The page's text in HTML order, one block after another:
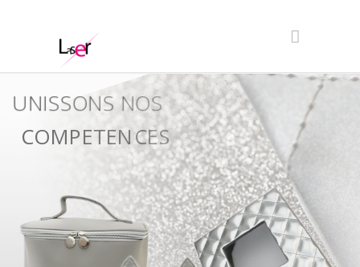
COMPETENCES
UNISSONS NOS